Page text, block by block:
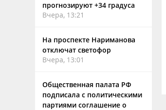
прогнозируют +34 градуса
Вчера, 13:21
На проспекте Нариманова
отключат светофор
Вчера, 13:01
Общественная палата РФ
подписала с политическими
партиями соглашение о